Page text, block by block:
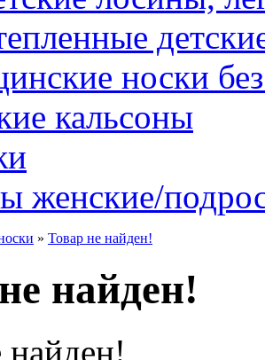
носки
кальсоны
женские/
» Товар не найден!
найден!
найден!